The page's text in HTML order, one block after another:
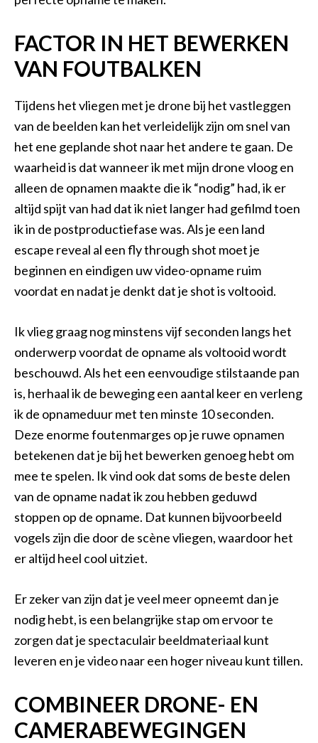
FACTOR IN HET BEWERKEN
VAN FOUTBALKEN
Tijdens het vliegen met je drone bij het vastleggen
van de beelden kan het verleidelijk zijn om snel van
het ene geplande shot naar het andere te gaan. De
waarheid is dat wanneer ik met mijn drone vloog en
alleen de opnamen maakte die ik “nodig” had, ik er
altijd spijt van had dat ik niet langer had gefilmd toen
ik in de postproductiefase was. Als je een land
escape reveal al een fly through shot moet je
beginnen en eindigen uw video-opname ruim
voordat en nadat je denkt dat je shot is voltooid.
Ik vlieg graag nog minstens vijf seconden langs het
onderwerp voordat de opname als voltooid wordt
beschouwd. Als het een eenvoudige stilstaande pan
is, herhaal ik de beweging een aantal keer en verleng
ik de opnameduur met ten minste 10 seconden.
Deze enorme foutenmarges op je ruwe opnamen
betekenen dat je bij het bewerken genoeg hebt om
mee te spelen. Ik vind ook dat soms de beste delen
van de opname nadat ik zou hebben geduwd
stoppen op de opname. Dat kunnen bijvoorbeeld
vogels zijn die door de scène vliegen, waardoor het
er altijd heel cool uitziet.
Er zeker van zijn dat je veel meer opneemt dan je
nodig hebt, is een belangrijke stap om ervoor te
zorgen dat je spectaculair beeldmateriaal kunt
leveren en je video naar een hoger niveau kunt tillen.
COMBINEER DRONE- EN
CAMERABEWEGINGEN